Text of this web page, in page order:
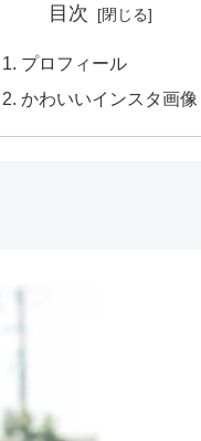
目次
プロフィール
かわいいインスタ画像